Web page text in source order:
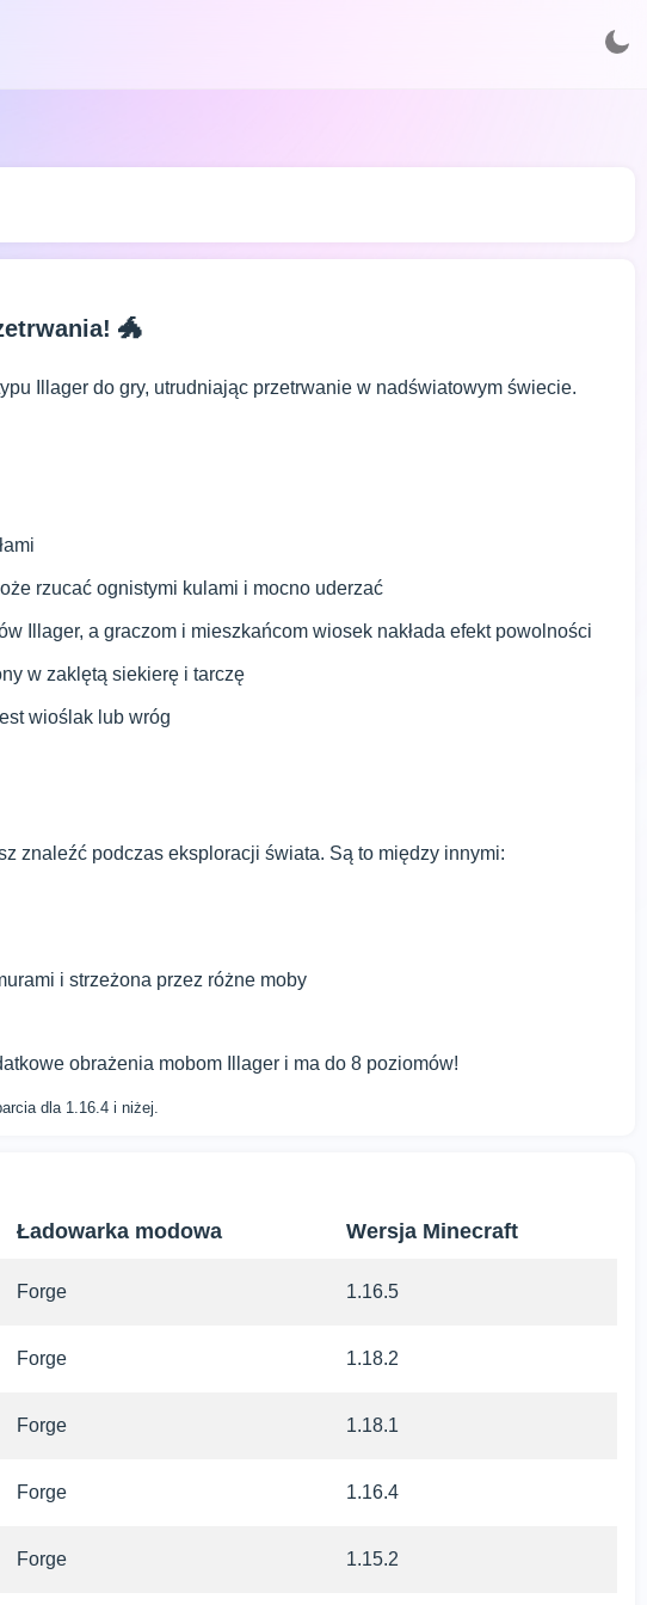
🐲
Illager do gry, utrudniając przetrwanie w nadświatowym świecie.
rzucać ognistymi kulami i mocno uderzać
Illager, a graczom i mieszkańcom wiosek nakłada efekt powolności
w zaklętą siekierę i tarczę
wioślak lub wróg
znaleźć podczas eksploracji świata. Są to między innymi:
i strzeżona przez różne moby
obrażenia mobom Illager i ma do 8 poziomów!
dla 1.16.4 i niżej.
Ładowarka modowa Wersja Minecraft
Forge 1.16.5
Forge 1.18.2
Forge 1.18.1
Forge 1.16.4
Forge 1.15.2